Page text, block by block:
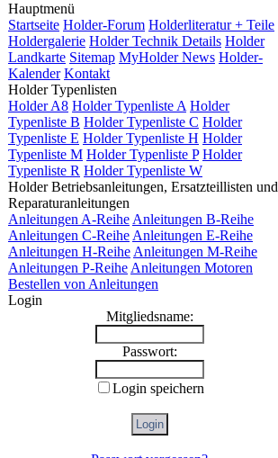
Hauptmenü
Startseite Holder-Forum Holderliteratur + Teile
Holdergalerie Holder Technik Details Holder
Landkarte Sitemap MyHolder News Holder-
Kalender Kontakt
Holder Typenlisten
Holder A8 Holder Typenliste A Holder
Typenliste B Holder Typenliste C Holder
Typenliste E Holder Typenliste H Holder
Typenliste M Holder Typenliste P Holder
Typenliste R Holder Typenliste W
Holder Betriebsanleitungen, Ersatzteillisten und
Reparaturanleitungen
Anleitungen A-Reihe Anleitungen B-Reihe
Anleitungen C-Reihe Anleitungen E-Reihe
Anleitungen H-Reihe Anleitungen M-Reihe
Anleitungen P-Reihe Anleitungen Motoren
Bestellen von Anleitungen
Login
Mitgliedsname:
Passwort:
Login speichern